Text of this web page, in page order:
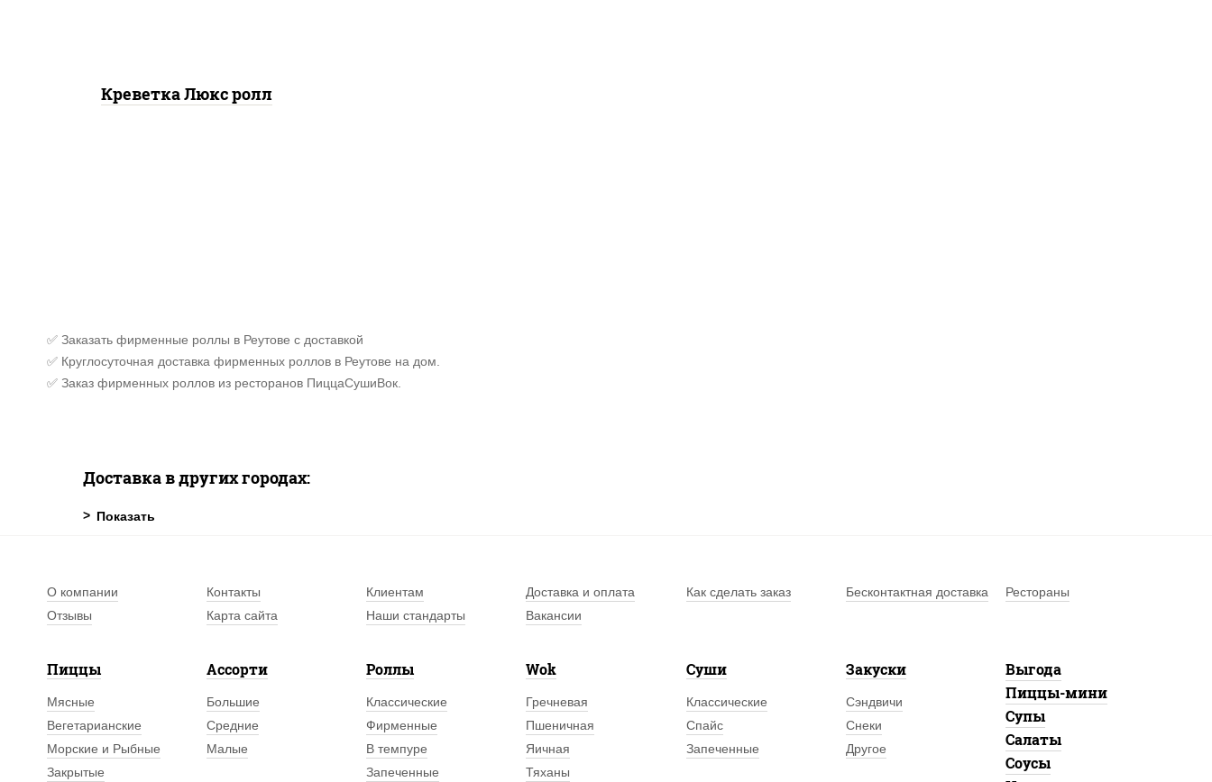
Креветка Люкс ролл
✅ Заказать фирменные роллы в Реутове с доставкой
✅ Круглосуточная доставка фирменных роллов в Реутове на дом.
✅ Заказ фирменных роллов из ресторанов ПиццаСушиВок.
Доставка в других городах:
О компании Контакты Клиентам Доставка и оплата Как сделать заказ Бесконтактная доставка
Рестораны
Отзывы
Карта сайта Наши стандарты Вакансии
Пиццы
Мясные
Вегетарианские
Морские и Рыбные
Закрытые
Ассорти
Большие
Средние
Малые
Роллы
Классические
Фирменные
В темпуре
Запеченные
Wok
Гречневая
Пшеничная
Яичная
Тяханы
Суши
Классические
Спайс
Запеченные
Закуски
Сэндвичи
Снеки
Другое
Выгода
Пиццы-мини
Супы
Салаты
Соусы